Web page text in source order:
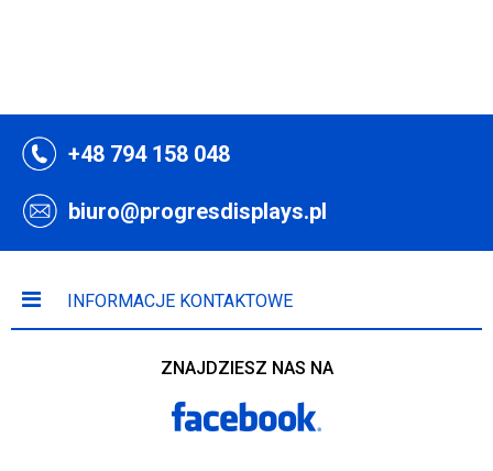
+48 794 158 048
biuro@progresdisplays.pl
INFORMACJE KONTAKTOWE
ZNAJDZIESZ NAS NA